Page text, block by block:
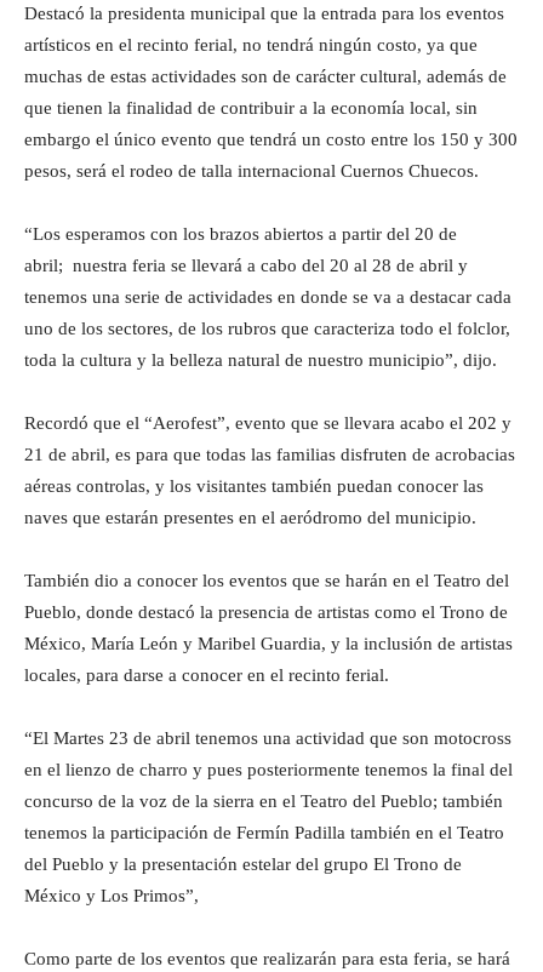
Destacó la presidenta municipal que la entrada para los eventos
artísticos en el recinto ferial, no tendrá ningún costo, ya que
muchas de estas actividades son de carácter cultural, además de
que tienen la finalidad de contribuir a la economía local, sin
embargo el único evento que tendrá un costo entre los 150 y 300
pesos, será el rodeo de talla internacional Cuernos Chuecos.
“Los esperamos con los brazos abiertos a partir del 20 de
abril; nuestra feria se llevará a cabo del 20 al 28 de abril y
tenemos una serie de actividades en donde se va a destacar cada
uno de los sectores, de los rubros que caracteriza todo el folclor,
toda la cultura y la belleza natural de nuestro municipio”, dijo.
Recordó que el “Aerofest”, evento que se llevara acabo el 202 y
21 de abril, es para que todas las familias disfruten de acrobacias
aéreas controlas, y los visitantes también puedan conocer las
naves que estarán presentes en el aeródromo del municipio.
También dio a conocer los eventos que se harán en el Teatro del
Pueblo, donde destacó la presencia de artistas como el Trono de
México, María León y Maribel Guardia, y la inclusión de artistas
locales, para darse a conocer en el recinto ferial.
“El Martes 23 de abril tenemos una actividad que son motocross
en el lienzo de charro y pues posteriormente tenemos la final del
concurso de la voz de la sierra en el Teatro del Pueblo; también
tenemos la participación de Fermín Padilla también en el Teatro
del Pueblo y la presentación estelar del grupo El Trono de
México y Los Primos”,
Como parte de los eventos que realizarán para esta feria, se hará